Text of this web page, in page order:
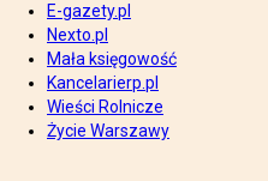
E-gazety.pl
Nexto.pl
Mała księgowość
Kancelarierp.pl
Wieści Rolnicze
Życie Warszawy